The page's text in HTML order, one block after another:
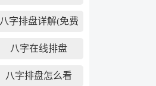
八字排盘详解(免费
版)
八字在线排盘
八字排盘怎么看